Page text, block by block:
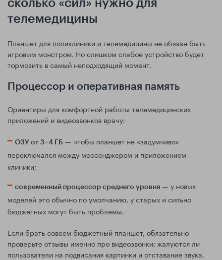
сколько «сил» нужно для
телемедицины
Планшет для поликлиники и телемедицины не обязан быть
игровым монстром. Но слишком слабое устройство будет
тормозить в самый неподходящий момент.
Процессор и оперативная память
Ориентиры для комфортной работы телемедицинских
приложений и видеозвонков врачу:
ОЗУ от 3–4 ГБ — чтобы планшет не «задумчиво»
переключался между мессенджером и приложением
клиники;
современный процессор среднего уровня — у новых
моделей это обычно по умолчанию, у старых и сильно
бюджетных могут быть проблемы.
Если брать совсем бюджетный планшет, обязательно
проверьте отзывы именно про видеозвонки: жалуются ли
пользователи на подвисания картинки и отставание звука.